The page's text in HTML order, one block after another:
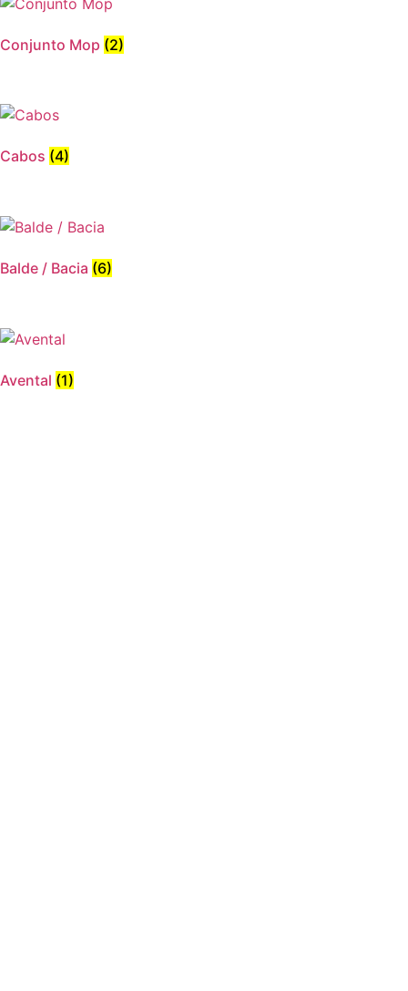
Conjunto Mop (2)
Cabos (4)
Balde / Bacia (6)
Avental (1)